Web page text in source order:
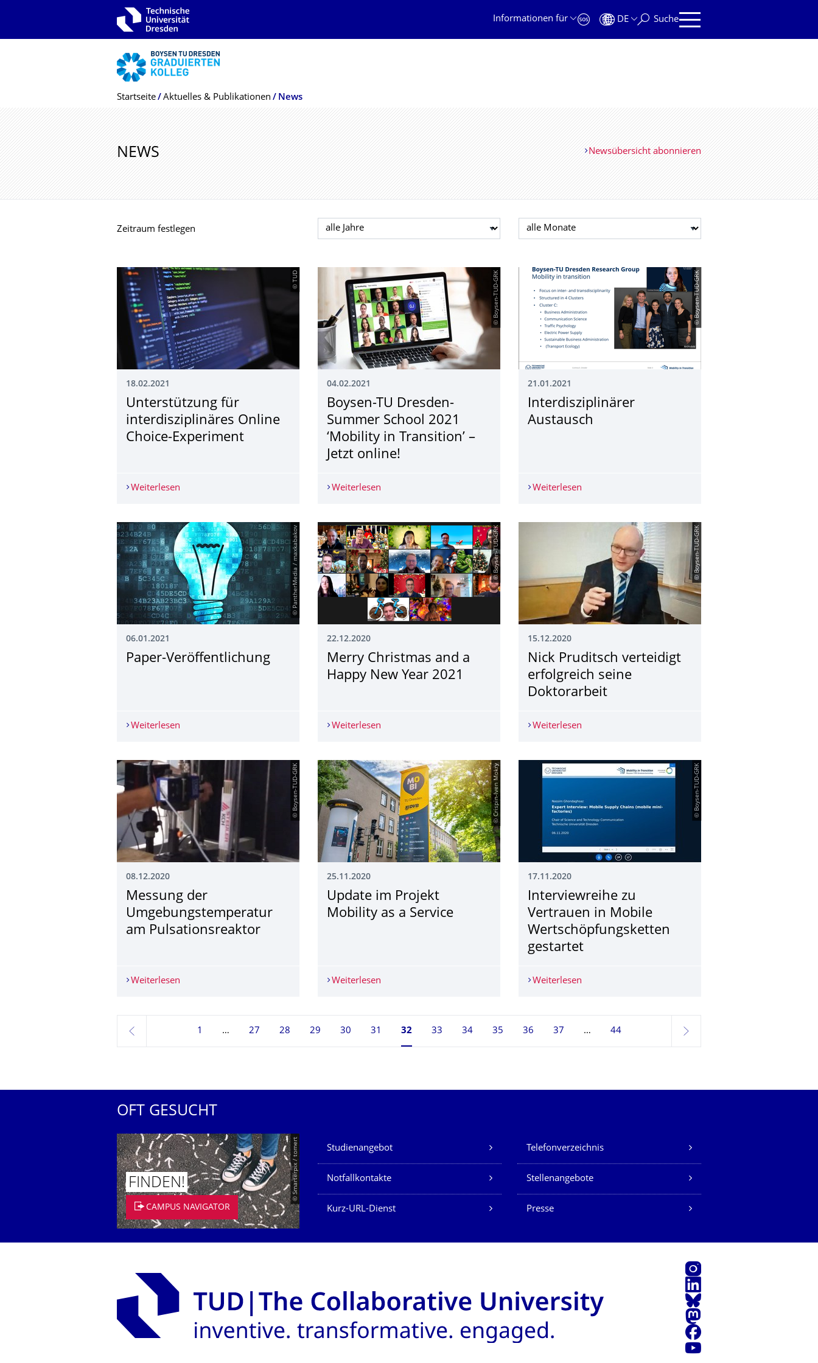
Zur Hauptnavigation springen
Informationen für
DE Suche
Breadcrumb-Menü
Startseite Aktuelles & Publikationen News
NEWS Newsübersicht abonnieren
Zeitraum festlegen Jahr auswählen Monat auswählen
© TUD
18.02.2021
Unterstützung für
interdisziplinäres Online
Choice-Experiment
Weiterlesen Unterstützung für interdisziplinäres Online Choice-Experiment
© Boysen-TUD-GRK
04.02.2021
Boysen-TU Dresden-
Summer School 2021
‘Mobility in Transition’ –
Jetzt online!
Weiterlesen Boysen-TU Dresden-Summer School 2021 ‘Mobility in Transition’ – Jetzt online!
© Boysen-TUD-GRK
21.01.2021
Interdisziplinärer
Austausch
Weiterlesen
© PantherMedia / maxkabakov
06.01.2021
Paper-Veröffentlichung
Weiterlesen
© Boysen-TUD-GRK
22.12.2020
Merry Christmas and a
Happy New Year 2021
Weiterlesen Merry Christmas and a Happy New Year 2021
© Boysen-TUD-GRK
15.12.2020
Nick Pruditsch verteidigt
erfolgreich seine
Doktorarbeit
Weiterlesen
© Boysen-TUD-GRK
08.12.2020
Messung der
Umgebungstempera­tur
am Pulsationsreaktor
Weiterlesen Messung der Umgebungstemperatur am Pulsationsreaktor
© Crispin-Iven Mokry
25.11.2020
Update im Projekt
Mobility as a Service
Weiterlesen Update im Projekt Mobility as a Service
© Boysen-TUD-GRK
17.11.2020
Interviewreihe zu
Vertrauen in Mobile
Wertschöpfungsket­ten
gestartet
Weiterlesen
zurück
1 27 28 29 30 31 Seite 32, aktuell ausgewählt
32 33 34 35 36 37 44
weiter
OFT GESUCHT
© Smarterpix / tomert
FINDEN!
CAMPUS NAVIGATOR
Unsere Dienste
Studienangebot Telefonverzeichnis
Notfallkontakte Stellenangebote
Kurz-URL-Dienst Presse
Instagram
LinkedIn
Bluesky
Mastodon
Facebook
Youtube